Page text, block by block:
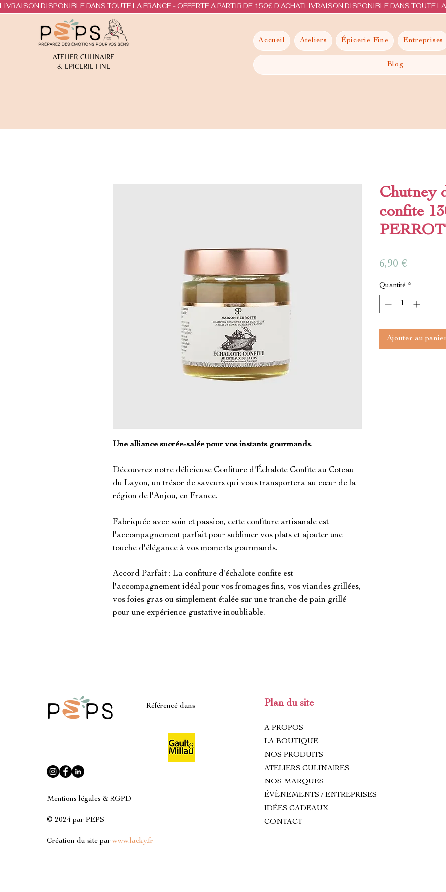
LIVRAISON DISPONIBLE DANS TOUTE LA FRANCE - OFFERTE A PARTIR DE 150€ D'ACHAT
ATELIER CULINAIRE
& EPICERIE FINE
Accueil Ateliers Épicerie Fine Entreprises
Blog
Une alliance sucrée-salée pour vos instants gourmands.
Découvrez notre délicieuse Confiture d'Échalote Confite au Coteau
du Layon, un trésor de saveurs qui vous transportera au cœur de la
région de l'Anjou, en France.
Fabriquée avec soin et passion, cette confiture artisanale est
l'accompagnement parfait pour sublimer vos plats et ajouter une
touche d'élégance à vos moments gourmands.
Accord Parfait : La confiture d'échalote confite est
l'accompagnement idéal pour vos fromages fins, vos viandes grillées,
vos foies gras ou simplement étalée sur une tranche de pain grillé
pour une expérience gustative inoubliable.
Chutney
confite
6,90 €Prix
Quantité *
Ajouter au
Référencé dans
Mentions légales & RGPD
© 2024 par PEPS
Création du site par www.lacky.fr
Plan du site
A PROPOS
LA BOUTIQUE
NOS PRODUITS
ATELIERS CULINAIRES
NOS MARQUES
ÉVÈNEMENTS / ENTREPRISES
IDÉES CADEAUX
CONTACT